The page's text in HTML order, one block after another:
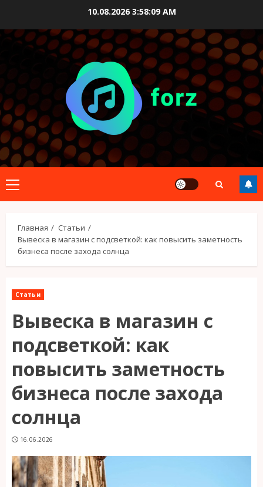
содержимому
10.08.2026 3:58:10 AM
Основное
меню
Главная
Статьи
Вывеска в магазин с подсветкой: как повысить заметность
бизнеса после захода солнца
Статьи
Вывеска в магазин с
подсветкой: как
повысить заметность
бизнеса после захода
солнца
16.06.2026